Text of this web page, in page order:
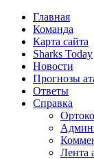
Главная
Команда
Карта сайта
Sharks Today
Новости
Прогнозы
Ответы
Справка
Лента